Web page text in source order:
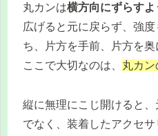
丸カンは横方向にずらすよ
広げると元に戻らず、強
ち、片方を手前、片方を奥
ここで大切なのは、 丸カン
縦に無理にこじ開けると
でなく、装着したアクセ